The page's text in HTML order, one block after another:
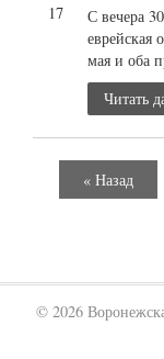
17
С вечера
еврейская
мая и оба
Читать
« Назад
© 2026